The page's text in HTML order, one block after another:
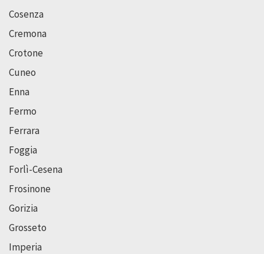
Cosenza
Cremona
Crotone
Cuneo
Enna
Fermo
Ferrara
Foggia
Forlì-Cesena
Frosinone
Gorizia
Grosseto
Imperia